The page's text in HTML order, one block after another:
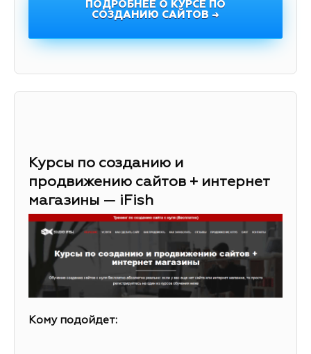
ПОДРОБНЕЕ О КУРСЕ ПО
СОЗДАНИЮ САЙТОВ →
Курсы по созданию и
продвижению сайтов + интернет
магазины — iFish
Кому подойдет: